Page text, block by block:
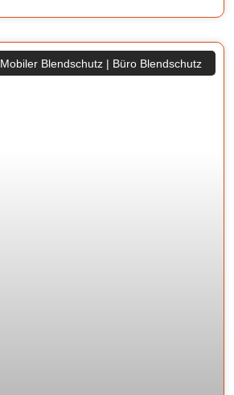
Mobiler Blendschutz | Büro Blendschutz